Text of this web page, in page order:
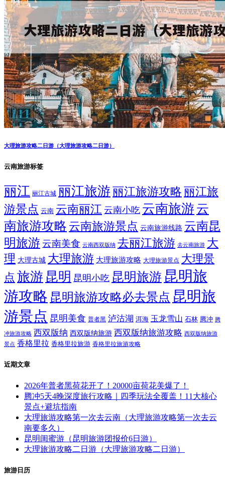
大理旅游攻略二日游（大理旅游攻略二日游）
云南旅游标签
丽江 丽江古城 丽江旅游 丽江旅游攻略 丽江旅
游景点 云南 云南丽江 云南小吃 云南旅游 云
南旅游攻略 云南旅游景点 云南旅游线路 云南昆
明旅游 云南美食 云南西双版纳 去丽江旅游 去云南旅游 大
理 大理古城 大理旅游 大理旅游攻略 大理旅游景点 大理景
点 旅游 昆明 昆明小吃 昆明旅游 昆明旅
游攻略 昆明旅游攻略必去景点 昆明旅
游景点 昆明美食 普者黑 泸沽湖 洱海 玉龙雪山 石林 腾冲 腾
冲旅游攻略 西双版纳 西双版纳旅游 西双版纳旅游攻略 西双版纳旅游
景点 香格里拉 香格里拉旅游 香格里拉旅游攻略
近期文章
2026年普者黑荷花开了！20000亩荷花美爆了！
腾冲5天4晚深度旅行攻略｜四季玩法全覆盖！11大核心
景点+避坑指南
大理旅游攻略第一次去云南（大理旅游攻略第一次去云
南要多久）
昆明闺蜜游（昆明旅游团报价6日游）
大理旅游攻略二日游（大理旅游攻略二日游）
旅游日历